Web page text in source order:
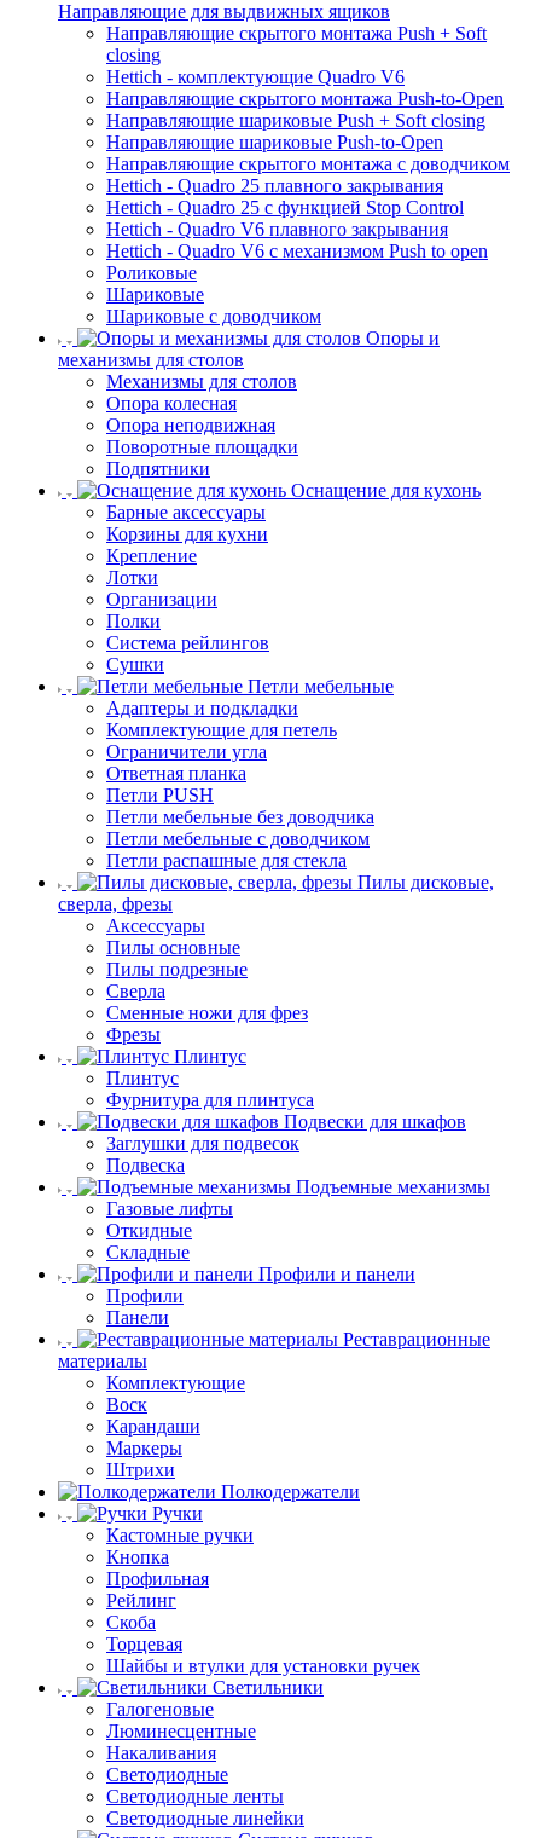
Направляющие для выдвижных ящиков
Направляющие скрытого монтажа Push + Soft
closing
Hettich - комплектующие Quadro V6
Направляющие скрытого монтажа Push-to-Open
Направляющие шариковые Push + Soft closing
Направляющие шариковые Push-to-Open
Направляющие скрытого монтажа с доводчиком
Hettich - Quadro 25 плавного закрывания
Hettich - Quadro 25 с функцией Stop Control
Hettich - Quadro V6 плавного закрывания
Hettich - Quadro V6 с механизмом Push to open
Роликовые
Шариковые
Шариковые с доводчиком
Опоры и
механизмы для столов
Механизмы для столов
Опора колесная
Опора неподвижная
Поворотные площадки
Подпятники
Оснащение для кухонь
Барные аксессуары
Корзины для кухни
Крепление
Лотки
Организации
Полки
Система рейлингов
Сушки
Петли мебельные
Адаптеры и подкладки
Комплектующие для петель
Ограничители угла
Ответная планка
Петли PUSH
Петли мебельные без доводчика
Петли мебельные с доводчиком
Петли распашные для стекла
Пилы дисковые,
сверла, фрезы
Аксессуары
Пилы основные
Пилы подрезные
Сверла
Сменные ножи для фрез
Фрезы
Плинтус
Плинтус
Фурнитура для плинтуса
Подвески для шкафов
Заглушки для подвесок
Подвеска
Подъемные механизмы
Газовые лифты
Откидные
Складные
Профили и панели
Профили
Панели
Реставрационные
материалы
Комплектующие
Воск
Карандаши
Маркеры
Штрихи
Полкодержатели
Ручки
Кастомные ручки
Кнопка
Профильная
Рейлинг
Скоба
Торцевая
Шайбы и втулки для установки ручек
Светильники
Галогеновые
Люминесцентные
Накаливания
Светодиодные
Светодиодные ленты
Светодиодные линейки